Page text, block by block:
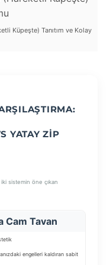
Küpeşte) Tanıtım ve Kolay
YATAY ZIP
sistemin öne çıkan
Cam Tavan
engelleri kaldıran sabit